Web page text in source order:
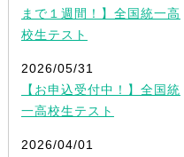
まで１週間！】全国統一高
校生テスト
2026/05/31
【お申込受付中！】全国統
一高校生テスト
2026/04/01